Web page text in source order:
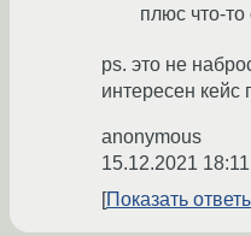
плюс что-то
ps. это не
интересен кейс
anonymous
15.12.2021
Показать